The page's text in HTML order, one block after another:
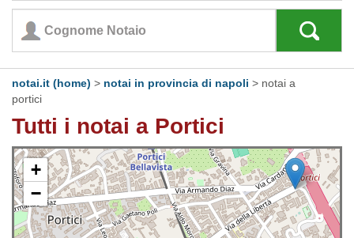
notai.it (home) > notai in provincia di napoli > notai a
portici
Tutti i notai a Portici
+
−